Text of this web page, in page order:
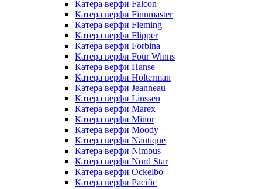
Катера верфи Falcon
Катера верфи Finnmaster
Катера верфи Fleming
Катера верфи Flipper
Катера верфи Forbina
Катера верфи Four Winns
Катера верфи Hanse
Катера верфи Holterman
Катера верфи Jeanneau
Катера верфи Linssen
Катера верфи Marex
Катера верфи Minor
Катера верфи Moody
Катера верфи Nautique
Катера верфи Nimbus
Катера верфи Nord Star
Катера верфи Ockelbo
Катера верфи Pacific